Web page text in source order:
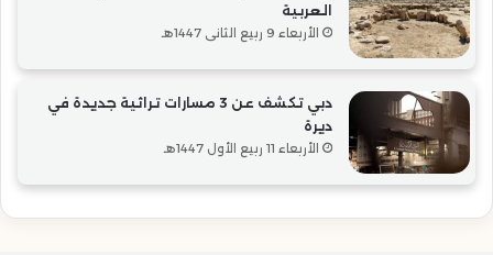
العربية
الأربعاء 9 ربيع الثاني 1447هـ
دبي تكشف عن 3 مسارات تراثية جديدة في
ديرة
الأربعاء 11 ربيع الأول 1447هـ